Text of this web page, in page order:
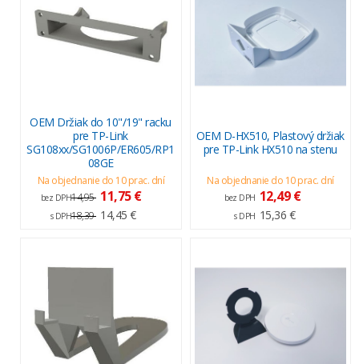
OEM Držiak do 10"/19" racku
pre TP-Link
SG108xx/SG1006P/ER605/RP1
08GE
Na objednanie do 10 prac. dní
bez DPH14,95 11,75 €
s DPH18,39 14,45 €
OEM D-HX510, Plastový držiak
pre TP-Link HX510 na stenu
Na objednanie do 10 prac. dní
bez DPH 12,49 €
s DPH 15,36 €